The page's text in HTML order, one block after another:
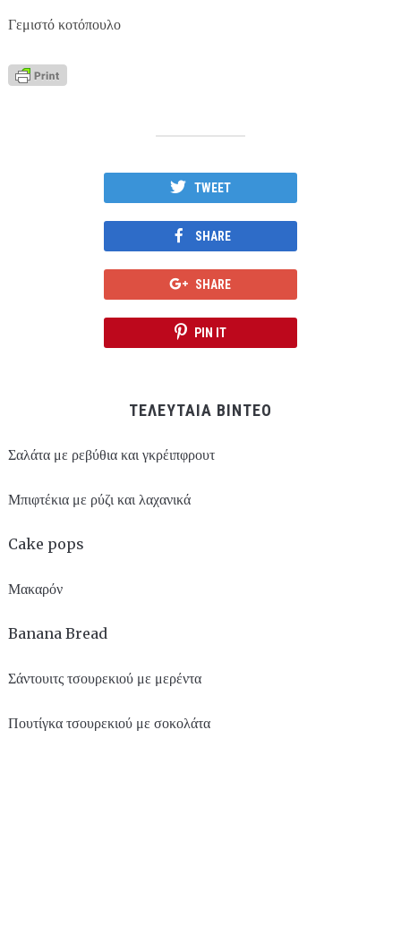
Γεμιστό κοτόπουλο
TWEET
SHARE
SHARE
PIN IT
ΤΕΛΕΥΤΑΙΑ ΒΙΝΤΕΟ
Σαλάτα με ρεβύθια και γκρέιπφρουτ
Μπιφτέκια με ρύζι και λαχανικά
Cake pops
Μακαρόν
Banana Bread
Σάντουιτς τσουρεκιού με μερέντα
Πουτίγκα τσουρεκιού με σοκολάτα